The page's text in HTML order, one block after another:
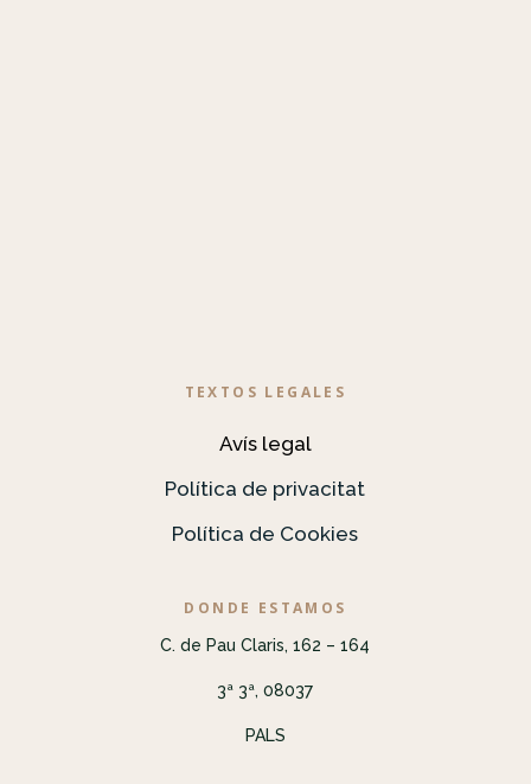
TEXTOS LEGALES
Avís legal
Política de privacitat
Política de Cookies
DONDE ESTAMOS
C. de Pau Claris, 162 – 164
3ª 3ª, 08037
PALS